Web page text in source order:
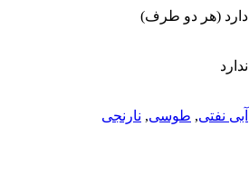
دارد (هر دو طرف)
ندارد
آبی نفتی, طوسی, نارنجی